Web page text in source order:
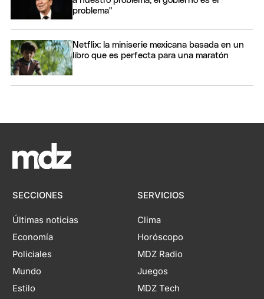
problema"
Netflix: la miniserie mexicana basada en un
libro que es perfecta para una maratón
SECCIONES
Últimas noticias
Economía
Policiales
Mundo
Estilo
SERVICIOS
Clima
Horóscopo
MDZ Radio
Juegos
MDZ Tech